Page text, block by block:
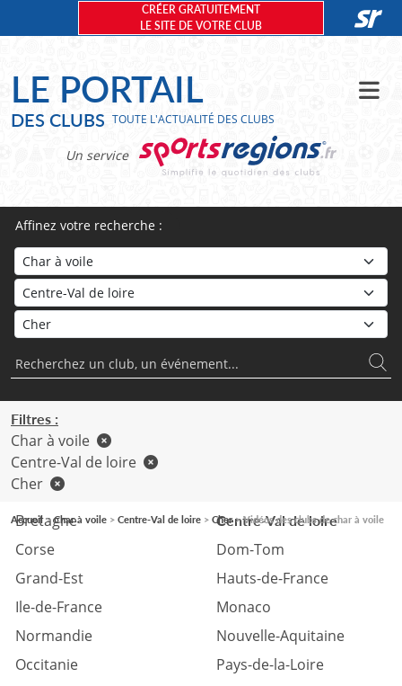
Panneau de gestion des cookies
Auvergne Rhône-Alpes
Bretagne
Centre-Val de loire
Corse
Dom-Tom
Grand-Est
Hauts-de-France
Ile-de-France
Monaco
Normandie
Nouvelle-Aquitaine
Occitanie
Pays-de-la-Loire
Affinez votre recherche :
Filtres :
Char à voile
Centre-Val de loire
Cher
Accueil Char à voile Centre-Val de loire Cher Vidéos des clubs de char à voile
LE PORTAIL
DES CLUBS TOUTE L'ACTUALITÉ DES CLUBS
Un service
CRÉER GRATUITEMENT
LE SITE DE VOTRE CLUB